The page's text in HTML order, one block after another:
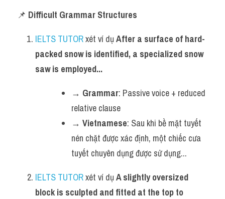
📌 Difficult Grammar Structures
IELTS TUTOR xét ví dụ After a surface of hard-
packed snow is identified, a specialized snow
saw is employed...
→ Grammar: Passive voice + reduced
relative clause
→ Vietnamese: Sau khi bề mặt tuyết
nén chặt được xác định, một chiếc cưa
tuyết chuyên dụng được sử dụng...
IELTS TUTOR xét ví dụ A slightly oversized
block is sculpted and fitted at the top to